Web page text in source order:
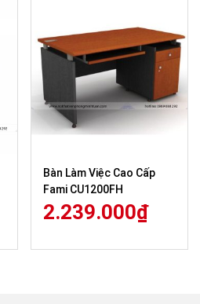
Bàn Làm Việc Cao Cấp
Fami CU1200FH
2.239.000₫